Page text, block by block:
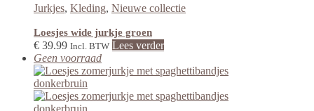
Jurkjes, Kleding, Nieuwe collectie
Loesjes wide jurkje groen
€ 39.99 Incl. BTW Lees verder
Geen voorraad